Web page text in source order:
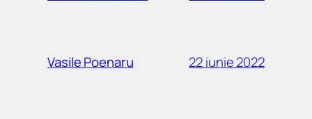
Vasile Poenaru 22 iunie 2022